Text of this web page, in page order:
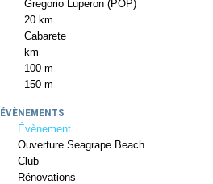
Gregorio Luperon (POP)
20 km
Cabarete
km
100 m
150 m
ÉVÈNEMENTS
Évènement
Ouverture Seagrape Beach
Club
Rénovations